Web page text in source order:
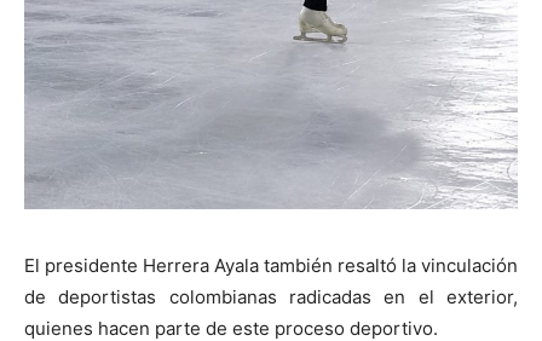
El presidente Herrera Ayala también resaltó la vinculación
de deportistas colombianas radicadas en el exterior,
quienes hacen parte de este proceso deportivo.